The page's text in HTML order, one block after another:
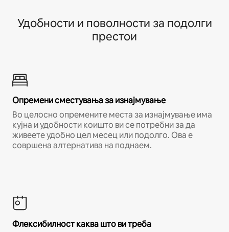
Удобности и поволности за подолги
престои
Опремени сместувања за изнајмување
Во целосно опремените места за изнајмување има
кујна и удобности коишто ви се потребни за да
живеете удобно цел месец или подолго. Ова е
совршена алтернатива на поднаем.
Флексибилност каква што ви треба